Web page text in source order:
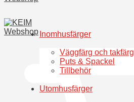
Inomhusfärger
Väggfärg och takfärg
Puts & Spackel
Tillbehör
Utomhusfärger